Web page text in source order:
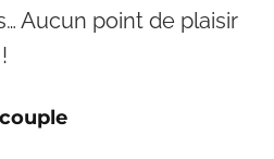
Aucun point de plaisir